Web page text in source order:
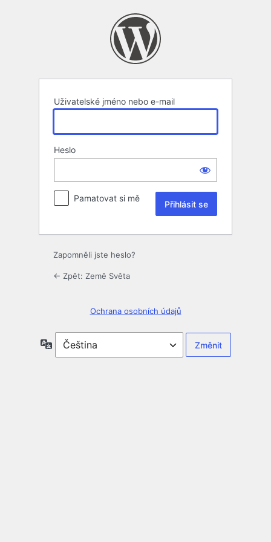
Uživatelské jméno nebo e-mail
Heslo
Pamatovat si mě
Zapomněli jste heslo?
← Zpět: Země Světa
Ochrana osobních údajů
Jazyky